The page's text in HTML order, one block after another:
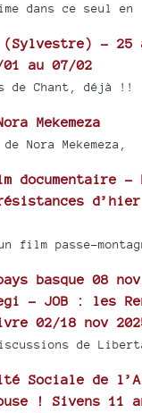
dans ce seul en
(Sylvestre) - 25
au 07/02
de Chant, déjà !!
Mekemeza
Nora Mekemeza,
film documentaire
film passe-
basque 08
- JOB : les
02/18 nov
de
Sociale de
! Sivens 11